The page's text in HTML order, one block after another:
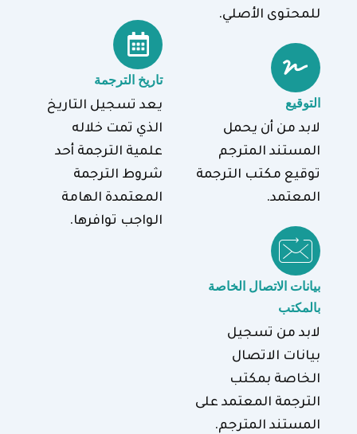
للمحتوى الأصلي.
التوقيع
لابد من أن يحمل
المستند المترجم
توقيع مكتب الترجمة
المعتمد.
بيانات الاتصال الخاصة
بالمكتب
لابد من تسجيل
بيانات الاتصال
الخاصة بمكتب
الترجمة المعتمد على
المستند المترجم.
تاريخ الترجمة
يعد تسجيل التاريخ
الذي تمت خلاله
علمية الترجمة أحد
شروط الترجمة
المعتمدة الهامة
الواجب توافرها.